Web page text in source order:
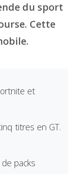
du sport
Cette
et
titres en GT.
packs